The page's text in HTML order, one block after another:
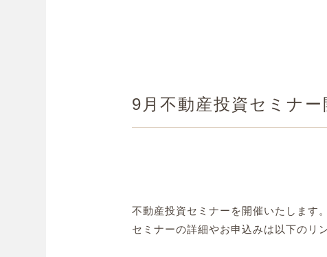
9月不動産投資セミナ
不動産投資セミナーを開催いたします。
セミナーの詳細やお申込みは以下のリ